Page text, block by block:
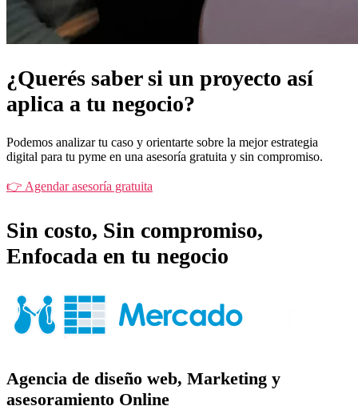
¿Querés saber si un proyecto así
aplica a tu negocio?
Podemos analizar tu caso y orientarte sobre la mejor estrategia
digital para tu pyme en una asesoría gratuita y sin compromiso.
👉 Agendar asesoría gratuita
Sin costo, Sin compromiso,
Enfocada en tu negocio
Agencia de diseño web, Marketing y
asesoramiento Online